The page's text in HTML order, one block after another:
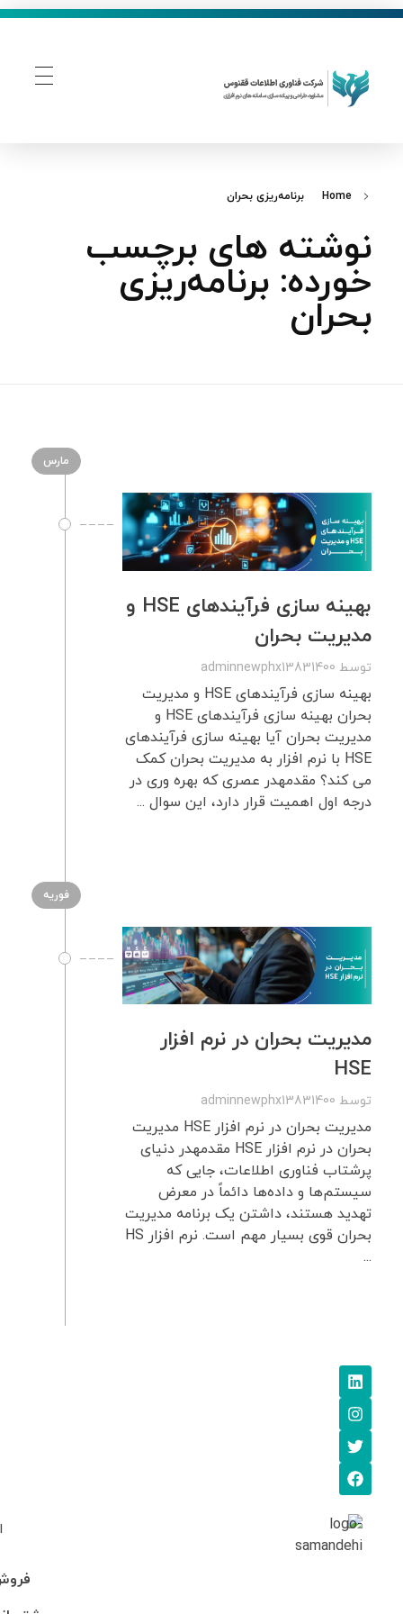
Home برنامه‌ریزی بحران
نوشته های برچسب
خورده: برنامه‌ریزی
بحران
مارس
بهینه سازی فرآیندهای HSE و
مدیریت بحران
توسط adminnewphx13831400
بهینه سازی فرآیندهای HSE و مدیریت
بحران بهینه سازی فرآیندهای HSE و
مدیریت بحران آیا بهینه سازی فرآیندهای
HSE با نرم افزار به مدیریت بحران کمک
می کند؟ مقدمهدر عصری که بهره وری در
درجه اول اهمیت قرار دارد، این سوال ...
فوریه
مدیریت بحران در نرم افزار
HSE
توسط adminnewphx13831400
مدیریت بحران در نرم افزار HSE مدیریت
بحران در نرم افزار HSE مقدمهدر دنیای
پرشتاب فناوری اطلاعات، جایی که
سیستم‌ها و داده‌ها دائماً در معرض
تهدید هستند، داشتن یک برنامه مدیریت
بحران قوی بسیار مهم است. نرم افزار HS
...
فروش: